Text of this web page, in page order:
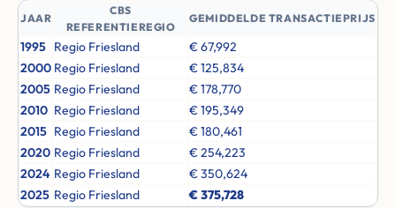
JAAR
CBS
REFERENTIEREGIO
GEMIDDELDE TRANSACTIEPRIJS
1995 Regio Friesland
€ 67,992
2000 Regio Friesland
€ 125,834
2005 Regio Friesland
€ 178,770
2010 Regio Friesland
€ 195,349
2015 Regio Friesland
€ 180,461
2020 Regio Friesland
€ 254,223
2024 Regio Friesland
€ 350,624
2025 Regio Friesland € 375,728